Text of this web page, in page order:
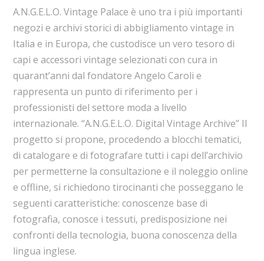
A.N.G.E.L.O. Vintage Palace è uno tra i più importanti
negozi e archivi storici di abbigliamento vintage in
Italia e in Europa, che custodisce un vero tesoro di
capi e accessori vintage selezionati con cura in
quarant’anni dal fondatore Angelo Caroli e
rappresenta un punto di riferimento per i
professionisti del settore moda a livello
internazionale. “A.N.G.E.L.O. Digital Vintage Archive” Il
progetto si propone, procedendo a blocchi tematici,
di catalogare e di fotografare tutti i capi dell’archivio
per permetterne la consultazione e il noleggio online
e offline, si richiedono tirocinanti che posseggano le
seguenti caratteristiche: conoscenze base di
fotografia, conosce i tessuti, predisposizione nei
confronti della tecnologia, buona conoscenza della
lingua inglese.